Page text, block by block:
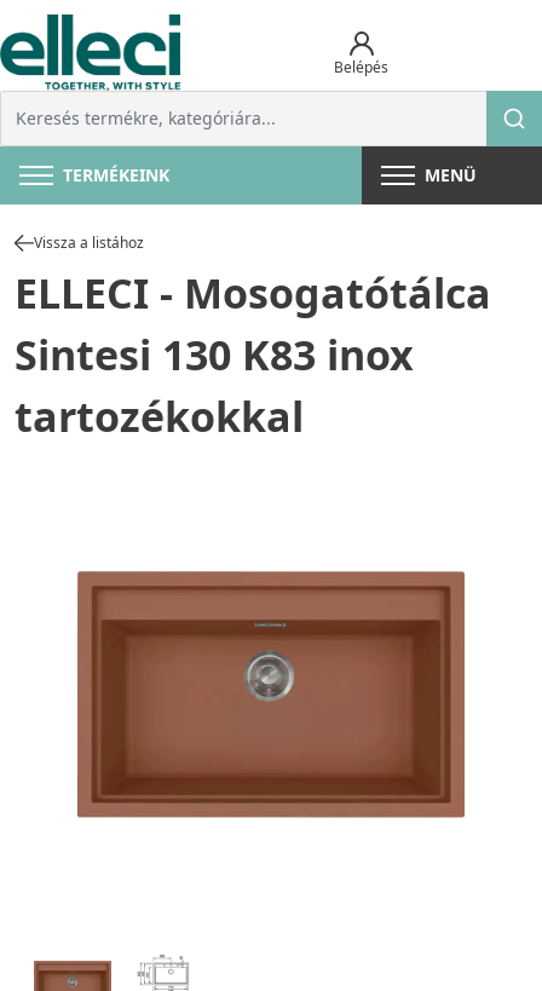
Belépés
TERMÉKEINK MENÜ
Vissza a listához
ELLECI - Mosogatótálca
Sintesi 130 K83 inox
tartozékokkal